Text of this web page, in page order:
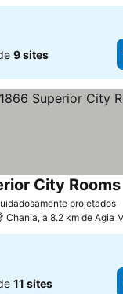
9 sites
projetados
City Rooms
Chania, a 8.2 km de Agia
11 sites